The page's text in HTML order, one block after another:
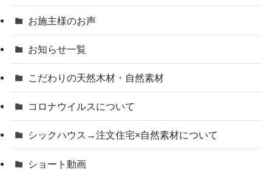
お施主様のお声
お知らせ一覧
こだわりの天然木材・自然素材
コロナウイルスについて
シックハウス→注文住宅×自然素材について
ショート動画